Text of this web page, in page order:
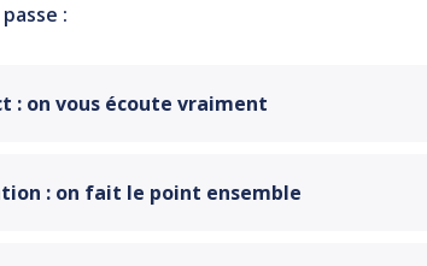
:
: on vous écoute vraiment
: on fait le point ensemble